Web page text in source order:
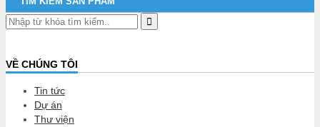
VỀ CHÚNG TÔI
Tin tức
Dự án
Thư viện